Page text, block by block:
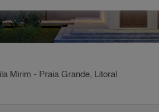
Mirim - Praia Grande, Litoral